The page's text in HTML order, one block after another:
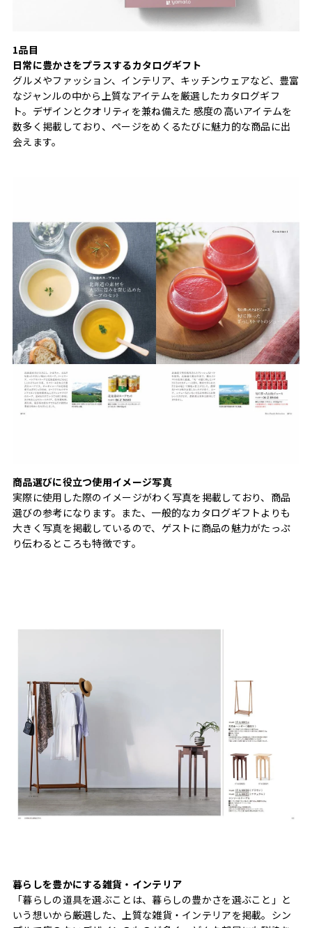
1品目
日常に豊かさをプラスするカタログギフト
グルメやファッション、インテリア、キッチンウェアなど、豊富
なジャンルの中から上質なアイテムを厳選したカタログギフ
ト。デザインとクオリティを兼ね備えた 感度の高いアイテムを
数多く掲載しており、ページをめくるたびに魅力的な商品に出
会えます。
商品選びに役立つ使用イメージ写真
実際に使用した際のイメージがわく写真を掲載しており、商品
選びの参考になります。また、一般的なカタログギフトよりも
大きく写真を掲載しているので、ゲストに商品の魅力がたっぷ
り伝わるところも特徴です。
暮らしを豊かにする雑貨・インテリア
「暮らしの道具を選ぶことは、暮らしの豊かさを選ぶこと」と
いう想いから厳選した、上質な雑貨・インテリアを掲載。シン